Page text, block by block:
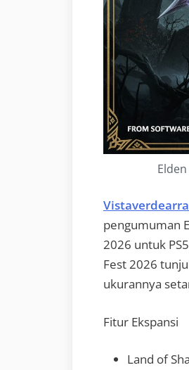
pengumuman
2026 untuk
Fest 2026
ukurannya
Fitur Ekspansi
Land of